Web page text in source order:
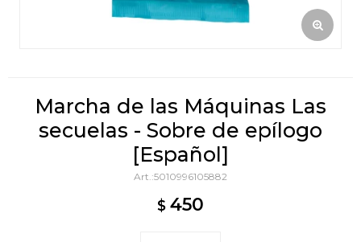
Marcha de las Máquinas Las
secuelas - Sobre de epílogo
[Español]
5010996105882
$ 450